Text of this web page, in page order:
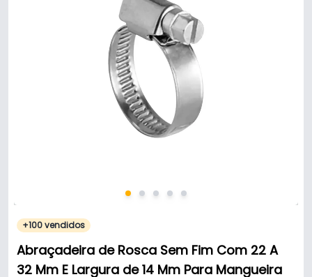
+100 vendidos
Abraçadeira de Rosca Sem Fim Com 22 A
32 Mm E Largura de 14 Mm Para Mangueira